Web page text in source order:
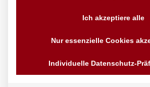
Ich akzeptiere alle
Nur essenzielle Cookies
Individuelle Datenschutz-